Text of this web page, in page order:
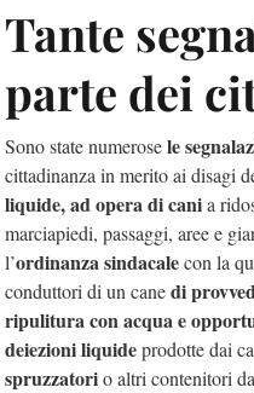
Tante
parte dei
Sono state numerosele
cittadinanza in merito ai disagi
liquide, ad opera di cania
marciapiedi, passaggi, aree e
l’ordinanza sindacalecon la
conduttori di un canedi
ripulitura con acqua e
deiezioni liquideprodotte dai
spruzzatorio altri contenitori